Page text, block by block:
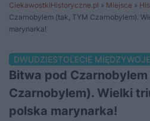
CiekawostkiHistoryczne.pl » Miejsce »
Czarnobylem (tak, TYM Czarnobylem).
marynarka!
DWUDZIESTOLECIE
Bitwa pod
Czarnobylem). Wielki
polska marynarka!